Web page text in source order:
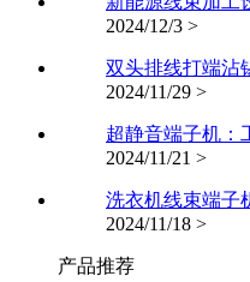
2024/12/3 >
双头排线打端沾
2024/11/29 >
超静音端子机：
2024/11/21 >
洗衣机线束端子
2024/11/18 >
产品推荐